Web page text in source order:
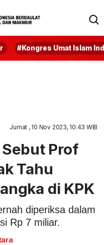
#Kongres Umat Islam
Jumat , 10 Nov 2023, 10:43 WIB
Prof
Tahu
di KPK
diperiksa dalam
Rp 7 miliar.